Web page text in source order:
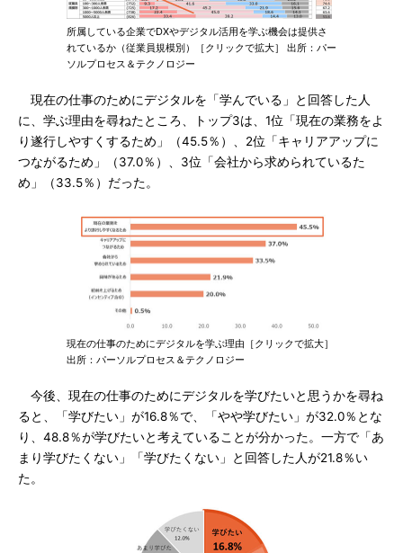
所属している企業でDXやデジタル活用を学ぶ機会は提供さ
れているか（従業員規模別）［クリックで拡大］ 出所：パー
ソルプロセス＆テクノロジー
現在の仕事のためにデジタルを「学んでいる」と回答した人
に、学ぶ理由を尋ねたところ、トップ3は、1位「現在の業務をよ
り遂行しやすくするため」（45.5％）、2位「キャリアアップに
つながるため」（37.0％）、3位「会社から求められているた
め」（33.5％）だった。
現在の仕事のためにデジタルを学ぶ理由［クリックで拡大］
出所：パーソルプロセス＆テクノロジー
今後、現在の仕事のためにデジタルを学びたいと思うかを尋ね
ると、「学びたい」が16.8％で、「やや学びたい」が32.0％とな
り、48.8％が学びたいと考えていることが分かった。一方で「あ
まり学びたくない」「学びたくない」と回答した人が21.8％い
た。